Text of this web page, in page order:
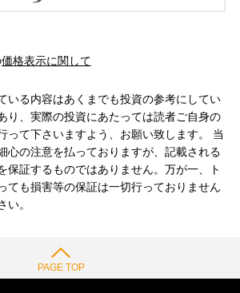
価格表示に関して
いる内容はあくまでも投資の参考にしてい
り、実際の投資にあたっては読者ご自身の
って下さいますよう、お願い致します。 当
心の注意を払っておりますが、記載される
保証するものではありません。万が一、ト
ても損害等の保証は一切行っておりません
い。
PAGE TOP